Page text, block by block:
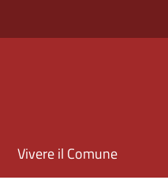
Vivere il Comune